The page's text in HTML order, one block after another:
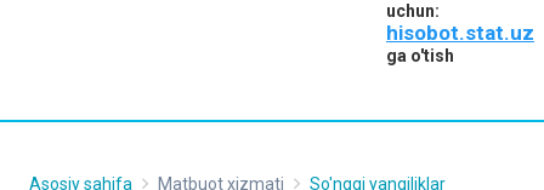
uchun:
hisobot.stat.uz
ga o'tish
Asosiy sahifa Matbuot xizmati So'nggi yangiliklar